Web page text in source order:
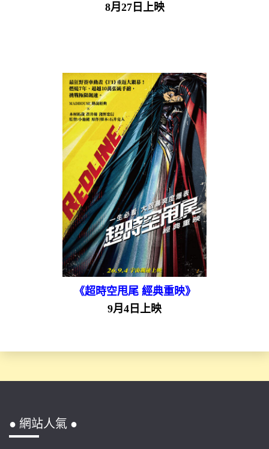
8月27日上映
《超時空甩尾 經典重映》
9月4日上映
● 網站人氣 ●